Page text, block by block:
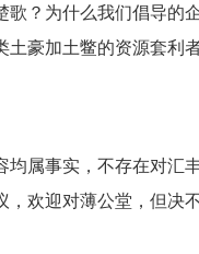
歌？为什么我们倡导的
豪加土鳖的资源套利
均属事实，不存在对汇
，欢迎对薄公堂，但决